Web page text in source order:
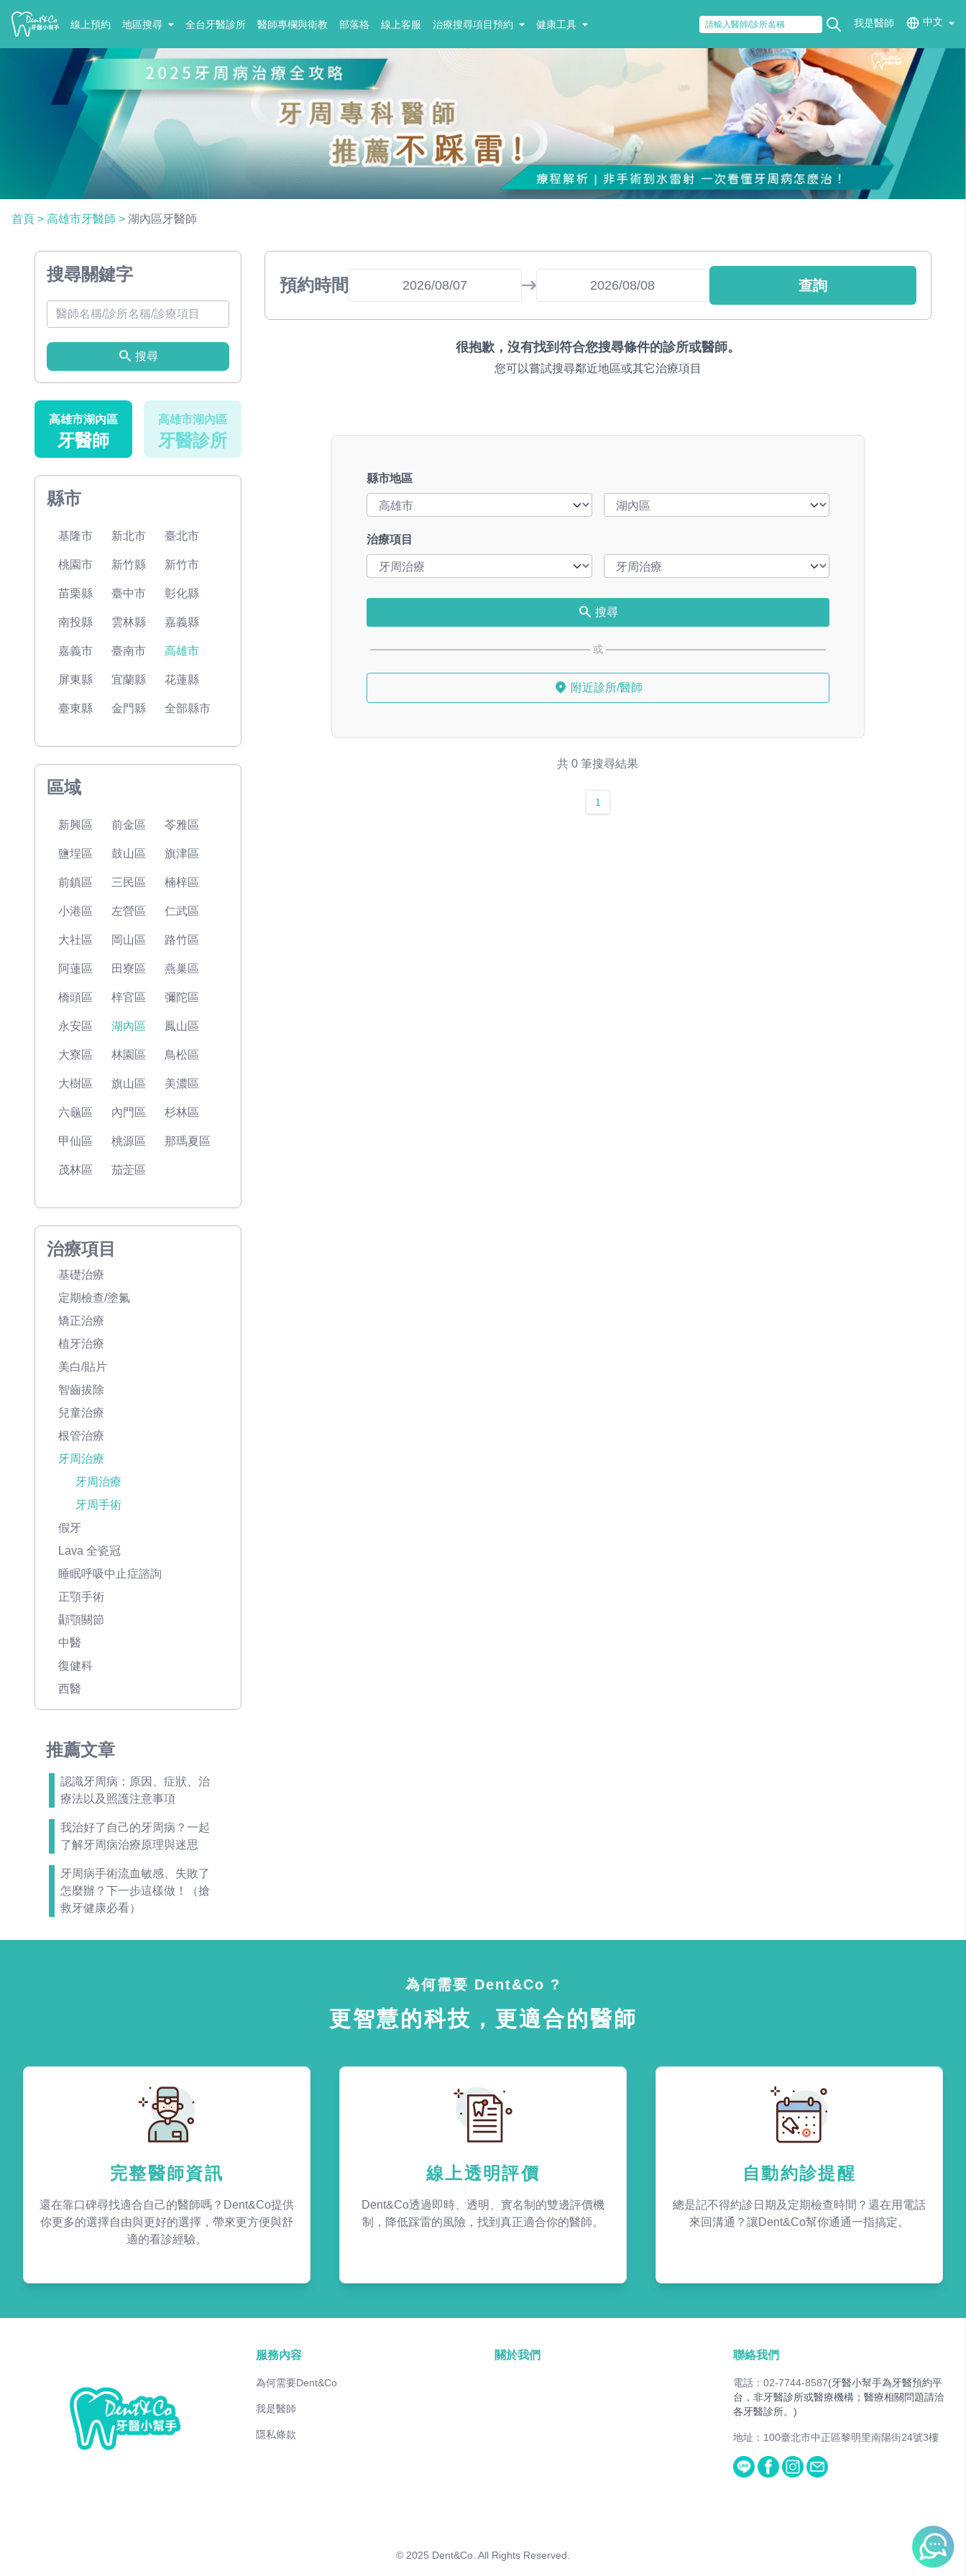
線上預約 地區搜尋 全台牙醫診所 醫師專欄與衛教 部落格 線上客服 治療搜尋項目預約 健康工具 我是醫師 中文
首頁 > 高雄市牙醫師 > 湖內區牙醫師
搜尋關鍵字
搜尋
高雄市湖內區
牙醫師
高雄市湖內區
牙醫診所
縣市
基隆市 新北市 臺北市
桃園市 新竹縣 新竹市
苗栗縣 臺中市 彰化縣
南投縣 雲林縣 嘉義縣
嘉義市 臺南市 高雄市
屏東縣 宜蘭縣 花蓮縣
臺東縣 金門縣 全部縣市
區域
新興區 前金區 苓雅區
鹽埕區 鼓山區 旗津區
前鎮區 三民區 楠梓區
小港區 左營區 仁武區
大社區 岡山區 路竹區
阿蓮區 田寮區 燕巢區
橋頭區 梓官區 彌陀區
永安區 湖內區 鳳山區
大寮區 林園區 鳥松區
大樹區 旗山區 美濃區
六龜區 內門區 杉林區
甲仙區 桃源區 那瑪夏區
茂林區 茄萣區
治療項目
基礎治療
定期檢查/塗氟
矯正治療
植牙治療
美白/貼片
智齒拔除
兒童治療
根管治療
牙周治療
牙周治療
牙周手術
假牙
Lava 全瓷冠
睡眠呼吸中止症諮詢
正顎手術
顳顎關節
中醫
復健科
西醫
推薦文章
認識牙周病：原因、症狀、治
療法以及照護注意事項
我治好了自己的牙周病？一起
了解牙周病治療原理與迷思
牙周病手術流血敏感、失敗了
怎麼辦？下一步這樣做！（搶
救牙健康必看）
預約時間 查詢
很抱歉，沒有找到符合您搜尋條件的診所或醫師。
您可以嘗試搜尋鄰近地區或其它治療項目
縣市地區
治療項目
搜尋
或
附近診所/醫師
共 0 筆搜尋結果
1
為何需要 Dent&Co ?
更智慧的科技，更適合的醫師
完整醫師資訊
還在靠口碑尋找適合自己的醫師嗎？Dent&Co提供
你更多的選擇自由與更好的選擇，帶來更方便與舒
適的看診經驗。
線上透明評價
Dent&Co透過即時、透明、實名制的雙邊評價機
制，降低踩雷的風險，找到真正適合你的醫師。
自動約診提醒
總是記不得約診日期及定期檢查時間？還在用電話
來回溝通？讓Dent&Co幫你通通一指搞定。
服務內容
為何需要Dent&Co
我是醫師
隱私條款
關於我們 聯絡我們
電話：02-7744-8587(牙醫小幫手為牙醫預約平
台，非牙醫診所或醫療機構；醫療相關問題請洽
各牙醫診所。)
地址：100臺北市中正區黎明里南陽街24號3樓
© 2025 Dent&Co. All Rights Reserved.